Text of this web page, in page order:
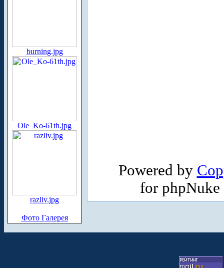
burning.jpg
Ole_Ko-61th.jpg
razliv.jpg
Фото Галерея
Powered by
for